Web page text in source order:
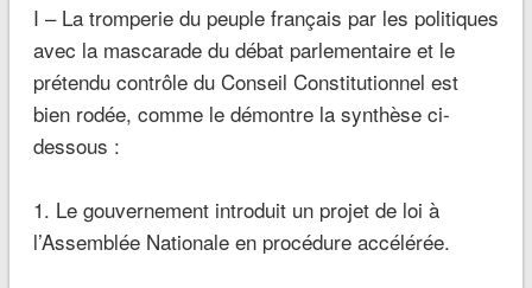
I – La tromperie du peuple français par les politiques
avec la mascarade du débat parlementaire et le
prétendu contrôle du Conseil Constitutionnel est
bien rodée, comme le démontre la synthèse ci-
dessous :
1. Le gouvernement introduit un projet de loi à
l’Assemblée Nationale en procédure accélérée.